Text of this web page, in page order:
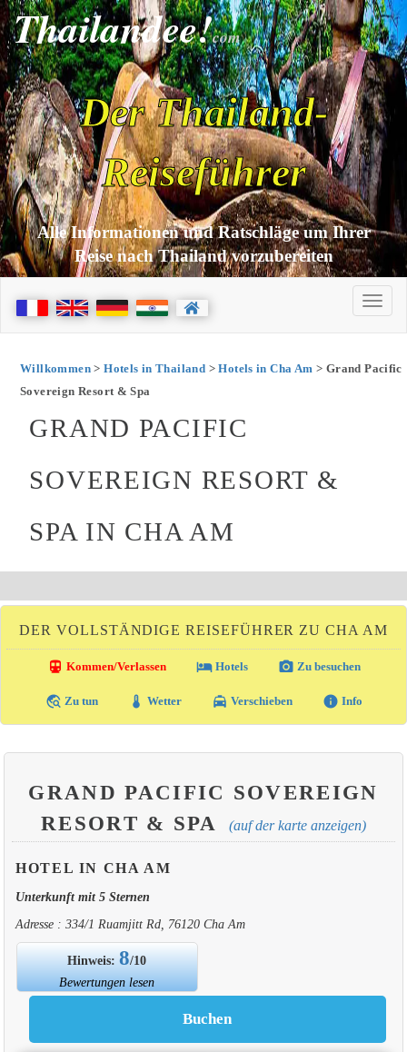
Thailandee!com
Der Thailand-
Reiseführer
Alle Informationen und Ratschläge um Ihrer
Reise nach Thailand vorzubereiten
Willkommen>Hotels in Thailand >Hotels in Cha Am > Grand Pacific
Sovereign Resort & Spa
GRAND PACIFIC
SOVEREIGN RESORT &
SPA IN CHA AM
DER VOLLSTÄNDIGE REISEFÜHRER ZU CHA AM
directions_transit Kommen/Verlassen local_hotelHotels photo_camera Zu besuchen
travel_explore Zu tun thermostat Wetter local_taxi Verschieben info Info
GRAND PACIFIC SOVEREIGN
RESORT & SPA
(auf der karte anzeigen)
HOTEL IN CHA AM
Unterkunft mit 5 Sternen
Adresse : 334/1 Ruamjitt Rd, 76120 Cha Am
Hinweis:8/10
Bewertungen lesen